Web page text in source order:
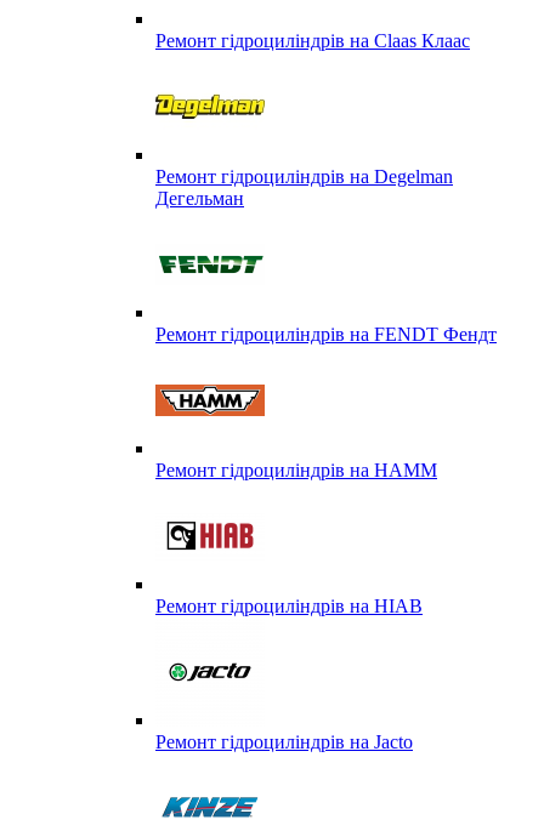
Ремонт гідроциліндрів на Claas Клаас
Ремонт гідроциліндрів на Degelman
Дегельман
Ремонт гідроциліндрів на FENDT Фендт
Ремонт гідроциліндрів на HAMM
Ремонт гідроциліндрів на HIAB
Ремонт гідроциліндрів на Jacto